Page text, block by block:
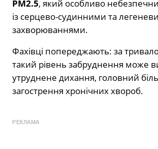
PM2.5, який особливо
із серцево-судинними та
захворюваннями.
Фахівці попереджають: за
такий рівень забруднення може
утруднене дихання, головний біль
загострення хронічних хвороб.
РЕКЛАМА